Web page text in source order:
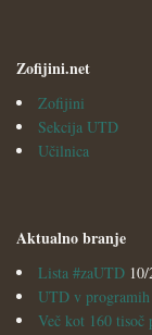
Zofijini.net
Zofijini
Sekcija UTD
Učilnica
Aktualno branje
Lista #zaUTD
UTD v
Več kot 160 tisoč